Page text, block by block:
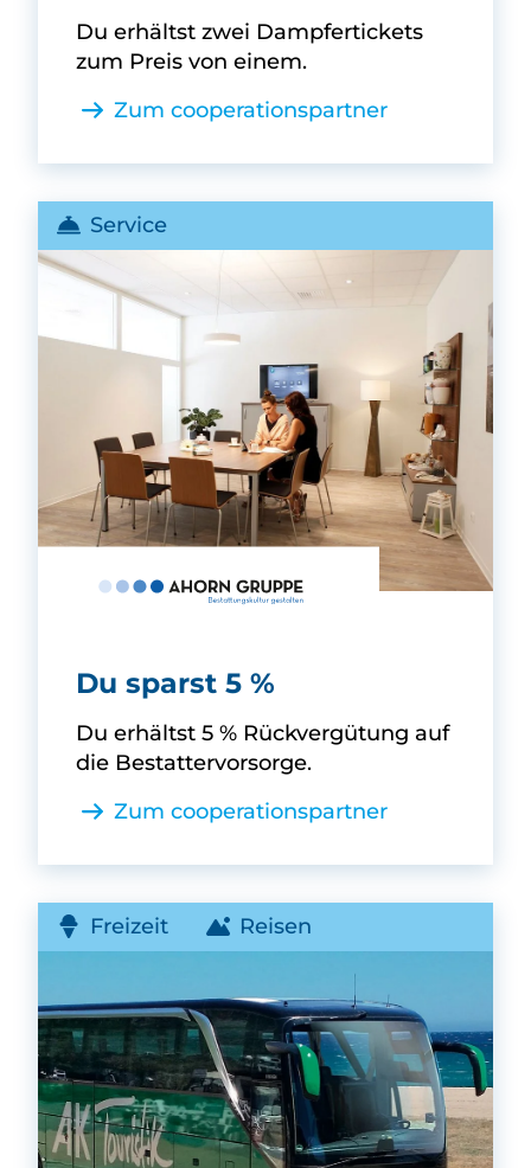
Du erhältst zwei Dampfertickets
zum Preis von einem.
Zum cooperationspartner
Service
Ahorn Gruppe -
Du sparst 5 %
Du erhältst 5 % Rückvergütung auf
die Bestattervorsorge.
Zum cooperationspartner
Freizeit Reisen